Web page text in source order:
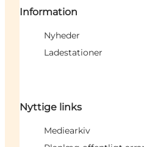
Information
Nyheder
Ladestationer
Nyttige links
Mediearkiv